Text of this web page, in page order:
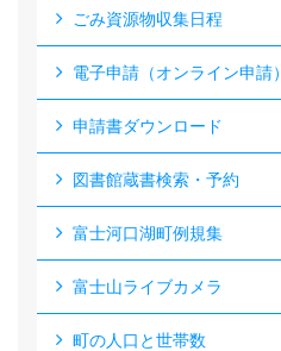
ごみ資源物収集日程
電子申請（オンライン申請）
申請書ダウンロード
図書館蔵書検索・予約
富士河口湖町例規集
富士山ライブカメラ
町の人口と世帯数